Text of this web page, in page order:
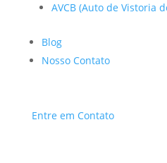
AVCB (Auto de Vistoria
Blog
Nosso Contato
Entre em Contato